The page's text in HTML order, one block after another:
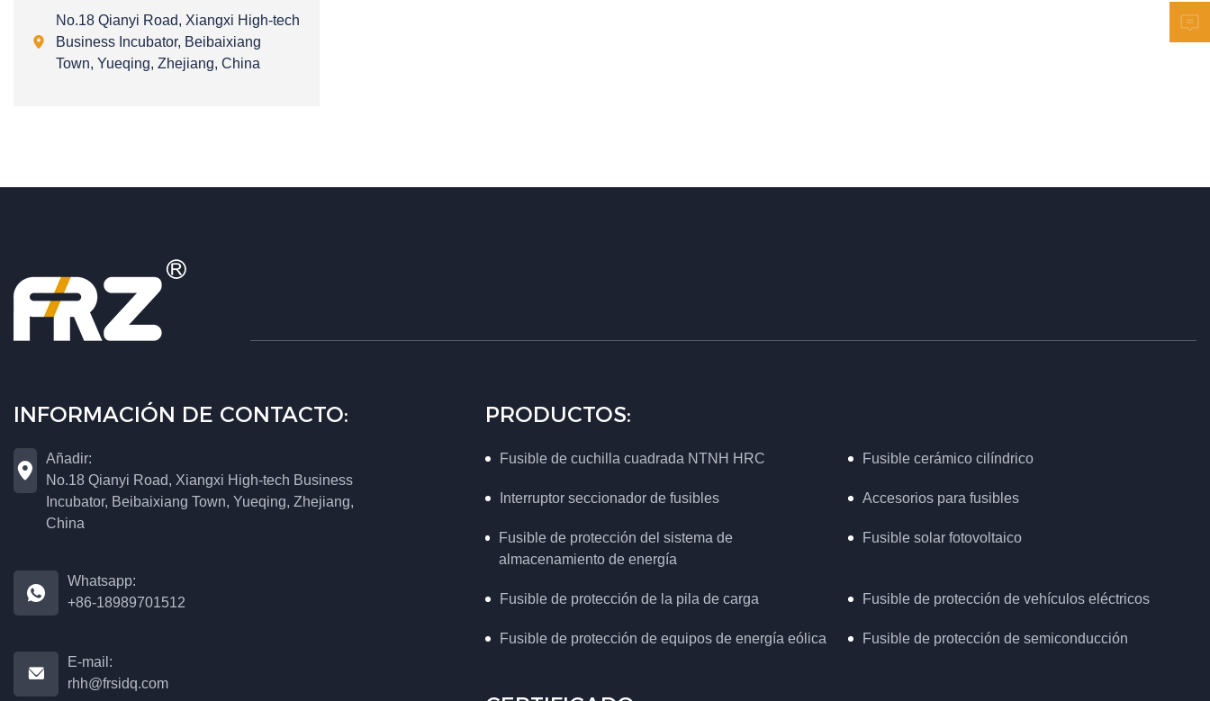

No.18 Qianyi Road, Xiangxi High-tech
Business Incubator, Beibaixiang
Town, Yueqing, Zhejiang, China
INFORMACIÓN DE CONTACTO:

Añadir:
No.18 Qianyi Road, Xiangxi High-tech Business
Incubator, Beibaixiang Town, Yueqing, Zhejiang,
China

Whatsapp:
+86-18989701512

E-mail:
rhh@frsidq.com
PRODUCTOS:
Fusible de cuchilla cuadrada NTNH HRC Fusible cerámico cilíndrico
Interruptor seccionador de fusibles Accesorios para fusibles
Fusible de protección del sistema de
almacenamiento de energía
Fusible solar fotovoltaico
Fusible de protección de la pila de carga Fusible de protección de vehículos eléctricos
Fusible de protección de equipos de energía eólica Fusible de protección de semiconducción
